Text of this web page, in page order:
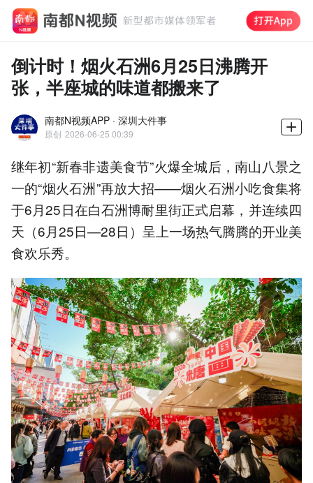
倒计时！烟火石洲6月25日沸腾开
张，半座城的味道都搬来了
南都N视频APP · 深圳大件事
原创 2026-06-25 00:39
继年初“新春非遗美食节”火爆全城后，南山八景之
一的“烟火石洲”再放大招——烟火石洲小吃食集将
于6月25日在白石洲博耐里街正式启幕，并连续四
天（6月25日—28日）呈上一场热气腾腾的开业美
食欢乐秀。